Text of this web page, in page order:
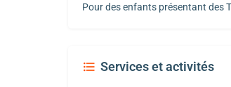
Pour des enfants présentant des
Services et activités